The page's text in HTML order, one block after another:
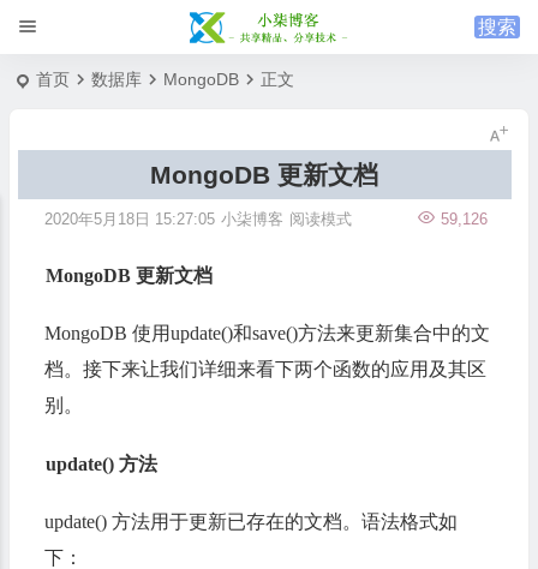
首页 数据库 MongoDB 正文
MongoDB 更新文档
2020年5月18日 15:27:05 小柒博客 59,126
阅读模式
MongoDB 更新文档
MongoDB 使用update()和save()方法来更新集合中的文
档。接下来让我们详细来看下两个函数的应用及其区
别。
update() 方法
update() 方法用于更新已存在的文档。语法格式如
下：